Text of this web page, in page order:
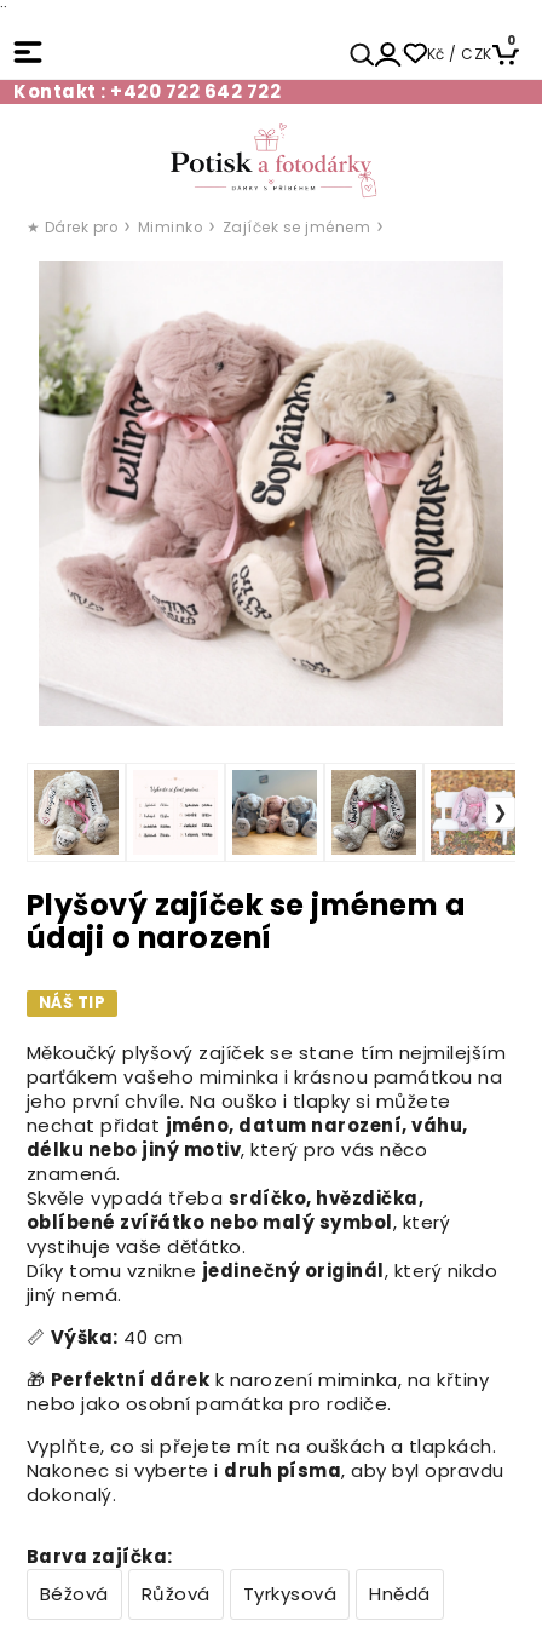
¨
Kč / CZK
0
Kontakt : +420 722 642 722
★ Dárek pro Miminko Zajíček se jménem
Plyšový zajíček se jménem a
údaji o narození
NÁŠ TIP
Měkoučký plyšový zajíček se stane tím nejmilejším
parťákem vašeho miminka i krásnou památkou na
jeho první chvíle. Na ouško i tlapky si můžete
nechat přidat jméno, datum narození, váhu,
délku nebo jiný motiv, který pro vás něco
znamená.
Skvěle vypadá třeba srdíčko, hvězdička,
oblíbené zvířátko nebo malý symbol, který
vystihuje vaše děťátko.
Díky tomu vznikne jedinečný originál, který nikdo
jiný nemá.
📏 Výška: 40 cm
🎁 Perfektní dárek k narození miminka, na křtiny
nebo jako osobní památka pro rodiče.
Vyplňte, co si přejete mít na ouškách a tlapkách.
Nakonec si vyberte i druh písma, aby byl opravdu
dokonalý.
Barva zajíčka:
Béžová
Růžová Tyrkysová Hnědá